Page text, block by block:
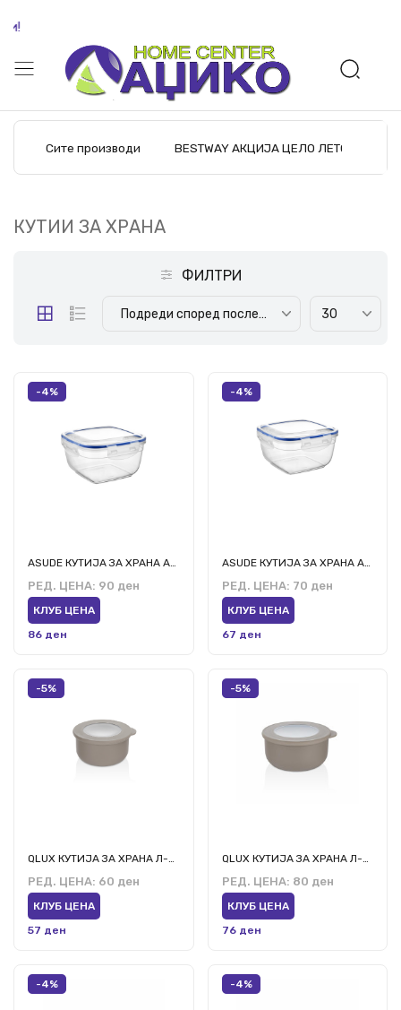
Сите производи BESTWAY АКЦИЈА ЦЕЛО ЛЕТО
КУТИИ ЗА ХРАНА
ФИЛТРИ
Подреди според последните производи 30
-4%
РЕД. ЦЕНА: 90 ден
КЛУБ ЦЕНА
86 ден
-4%
ASUDE КУТИЈА ЗА ХРАНА АСД069 500МЛ
РЕД. ЦЕНА: 70 ден
КЛУБ ЦЕНА
67 ден
-5%
QLUX КУТИЈА ЗА ХРАНА Л-00882 0.5л
РЕД. ЦЕНА: 60 ден
КЛУБ ЦЕНА
57 ден
-5%
QLUX КУТИЈА ЗА ХРАНА Л-00976 0.9л
РЕД. ЦЕНА: 80 ден
КЛУБ ЦЕНА
76 ден
-4% -4%